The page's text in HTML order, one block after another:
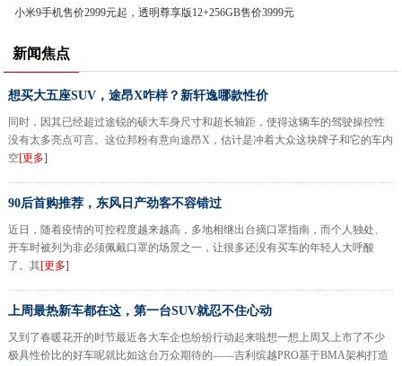
小米9手机售价2999元起，透明尊享版12+256GB售价3999元
新闻焦点
想买大五座SUV，途昂X咋样？新轩逸哪款性价
同时，因其已经超过途锐的硕大车身尺寸和超长轴距，使得这辆车的驾驶操控性
没有太多亮点可言。这位邦粉有意向途昂X，估计是冲着大众这块牌子和它的车内
空[更多]
90后首购推荐，东风日产劲客不容错过
近日，随着疫情的可控程度越来越高，多地相继出台摘口罩指南，而个人独处、
开车时被列为非必须佩戴口罩的场景之一，让很多还没有买车的年轻人大呼酸
了。其[更多]
上周最热新车都在这，第一台SUV就忍不住心动
又到了春暖花开的时节最近各大车企也纷纷行动起来啦想一想上周又上市了不少
极具性价比的好车呢就比如这台万众期待的——吉利缤越PRO基于BMA架构打造